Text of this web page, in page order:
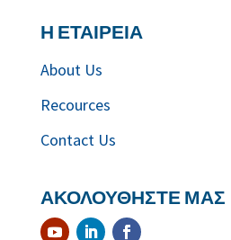
Η ΕΤΑΙΡΕΙΑ
About Us
Recources
Contact Us
ΑΚΟΛΟΥΘΗΣΤΕ ΜΑΣ